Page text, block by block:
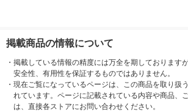
掲載商品の情報について
・ 掲載している情報の精度には万全を期しております
安全性、有用性を保証するものではありません。
・ 現在ご覧になっているページは、この商品を取り扱
れています。ページに記載されている内容や商品、
は、直接各ストアにお問い合わせください。